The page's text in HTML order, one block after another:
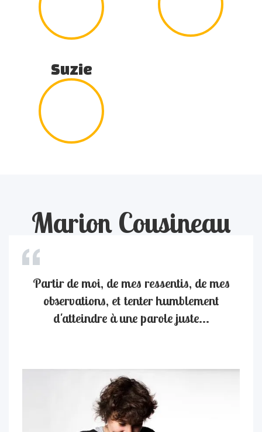
Suzie
Marion Cousineau
Partir de moi, de mes ressentis, de mes
observations, et tenter humblement
d'atteindre à une parole juste...